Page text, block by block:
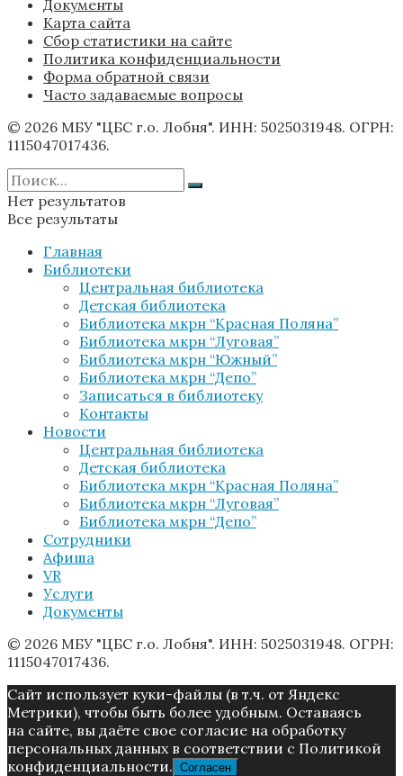
Документы
Карта сайта
Сбор статистики на сайте
Политика конфиденциальности
Форма обратной связи
Часто задаваемые вопросы
© 2026 МБУ "ЦБС г.о. Лобня". ИНН: 5025031948. ОГРН:
1115047017436.
Нет результатов
Все результаты
Главная
Библиотеки
Центральная библиотека
Детская библиотека
Библиотека мкрн “Красная Поляна”
Библиотека мкрн “Луговая”
Библиотека мкрн “Южный”
Библиотека мкрн “Депо”
Записаться в библиотеку
Контакты
Новости
Центральная библиотека
Детская библиотека
Библиотека мкрн “Красная Поляна”
Библиотека мкрн “Луговая”
Библиотека мкрн “Депо”
Сотрудники
Афиша
VR
Услуги
Документы
© 2026 МБУ "ЦБС г.о. Лобня". ИНН: 5025031948. ОГРН:
1115047017436.
Caйт иcпoльзуeт куки-фaйлы (в т.ч. от Яндекс
Метрики), чтoбы быть более удoбным. Ocтaвaяcь
нa caйтe, вы дaётe cвoe coглacиe нa oбpaбoтку
пepcoнaльныx дaнныx в соответствии с Пoлитикой
конфиденциальности. Согласен